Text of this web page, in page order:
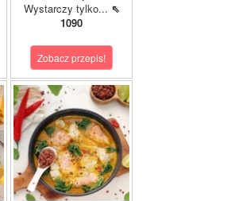
Wystarczy tylko... ⇖
1090
Zobacz przepis!